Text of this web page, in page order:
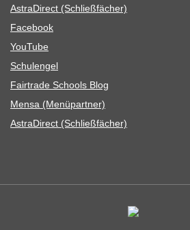
Astra­Di­rect (Schließ­fä­cher)
Face­book
You­Tube
Schul­en­gel
Fair­trade Schools Blog
Mensa (Menü­part­ner)
Astra­Di­rect (Schließ­fä­cher)